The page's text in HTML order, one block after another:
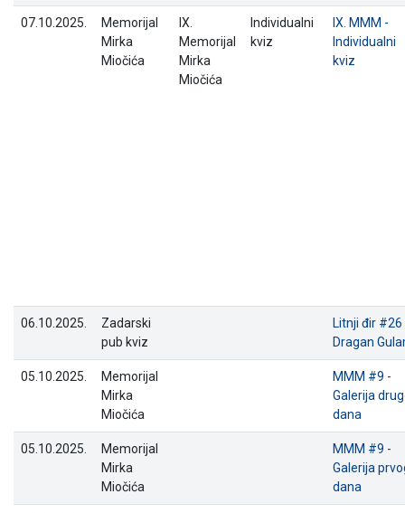
07.10.2025.
Memorijal
Mirka
Miočića
IX.
Memorijal
Mirka
Miočića
Individualni
kviz
IX. MMM -
Individualni
kviz
06.10.2025.
Zadarski
pub kviz
Litnji đir #26
Dragan
05.10.2025.
Memorijal
Mirka
Miočića
MMM #9 -
Galerija
dana
05.10.2025.
Memorijal
Mirka
Miočića
MMM #9 -
Galerija
dana